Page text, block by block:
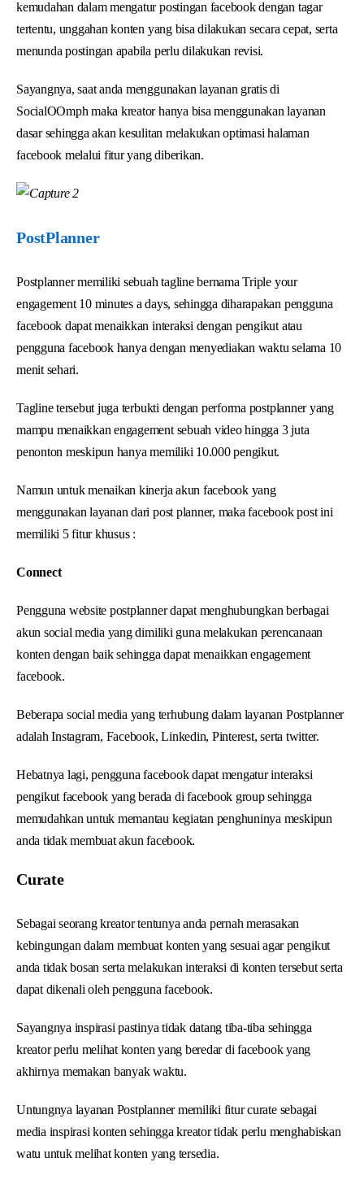
kemudahan dalam mengatur postingan facebook dengan tagar
tertentu, unggahan konten yang bisa dilakukan secara cepat, serta
menunda postingan apabila perlu dilakukan revisi.
Sayangnya, saat anda menggunakan layanan gratis di
SocialOOmph maka kreator hanya bisa menggunakan layanan
dasar sehingga akan kesulitan melakukan optimasi halaman
facebook melalui fitur yang diberikan.
PostPlanner
Postplanner memiliki sebuah tagline bernama Triple your
engagement 10 minutes a days, sehingga diharapakan pengguna
facebook dapat menaikkan interaksi dengan pengikut atau
pengguna facebook hanya dengan menyediakan waktu selama 10
menit sehari.
Tagline tersebut juga terbukti dengan performa postplanner yang
mampu menaikkan engagement sebuah video hingga 3 juta
penonton meskipun hanya memiliki 10.000 pengikut.
Namun untuk menaikan kinerja akun facebook yang
menggunakan layanan dari post planner, maka facebook post ini
memiliki 5 fitur khusus :
Connect
Pengguna website postplanner dapat menghubungkan berbagai
akun social media yang dimiliki guna melakukan perencanaan
konten dengan baik sehingga dapat menaikkan engagement
facebook.
Beberapa social media yang terhubung dalam layanan Postplanner
adalah Instagram, Facebook, Linkedin, Pinterest, serta twitter.
Hebatnya lagi, pengguna facebook dapat mengatur interaksi
pengikut facebook yang berada di facebook group sehingga
memudahkan untuk memantau kegiatan penghuninya meskipun
anda tidak membuat akun facebook.
Curate
Sebagai seorang kreator tentunya anda pernah merasakan
kebingungan dalam membuat konten yang sesuai agar pengikut
anda tidak bosan serta melakukan interaksi di konten tersebut serta
dapat dikenali oleh pengguna facebook.
Sayangnya inspirasi pastinya tidak datang tiba-tiba sehingga
kreator perlu melihat konten yang beredar di facebook yang
akhirnya memakan banyak waktu.
Untungnya layanan Postplanner memiliki fitur curate sebagai
media inspirasi konten sehingga kreator tidak perlu menghabiskan
watu untuk melihat konten yang tersedia.